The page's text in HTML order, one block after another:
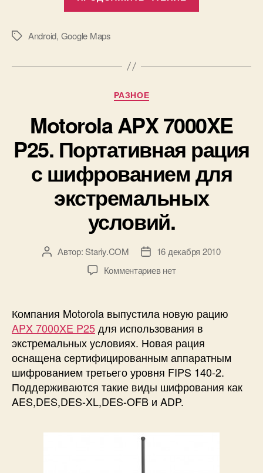
карты
Android
1.6
и
выше.»
МеткиAndroid, Google Maps
Рубрики
РАЗНОЕ
Motorola APX 7000XE
P25. Портативная рация
с шифрованием для
экстремальных
условий.
АвторАвтор:Stariy.COM
Дата16 декабря 2010
Комментариевк
7000XE
P25.
Портативная
рация
с
шифрованием
для
нет
Компания Motorola выпустила новую рацию
APX 7000XE P25для использования в
экстремальных условиях. Новая рация
оснащена сертифицированным аппаратным
шифрованием третьего уровня FIPS 140-2.
Поддерживаются такие виды шифрования как
AES,DES,DES-XL,DES-OFB и ADP.